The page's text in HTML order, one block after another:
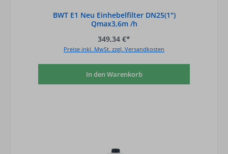
BWT E1 Neu Einhebelfilter DN25(1")
Qmax3,6m /h
349,34 €*
Preise inkl. MwSt. zzgl. Versandkosten
In den Warenkorb